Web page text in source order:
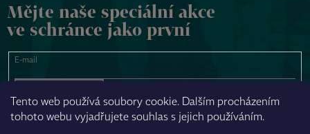
Tento web používá soubory cookie. Dalším procházením
tohoto webu vyjadřujete souhlas s jejich používáním.
Mějte naše speciální akce
ve schránce jako první
E-mail